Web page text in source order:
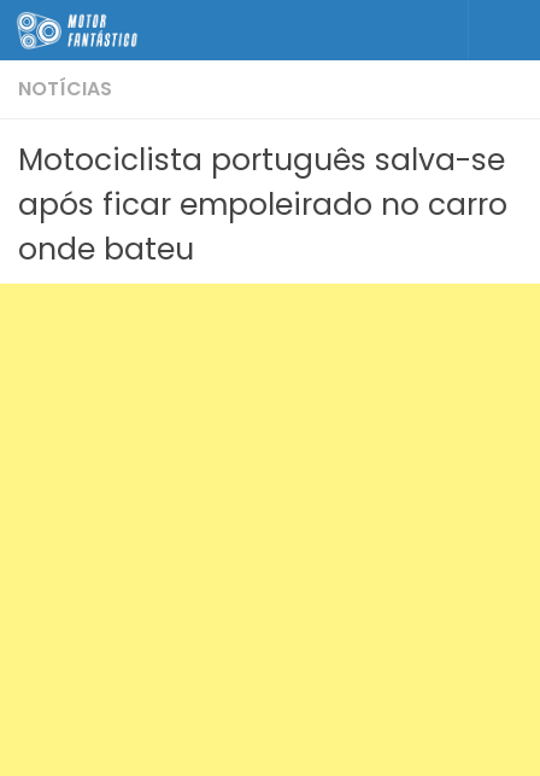
Skip to content
NOTÍCIAS
Motociclista português salva-se
após ficar empoleirado no carro
onde bateu